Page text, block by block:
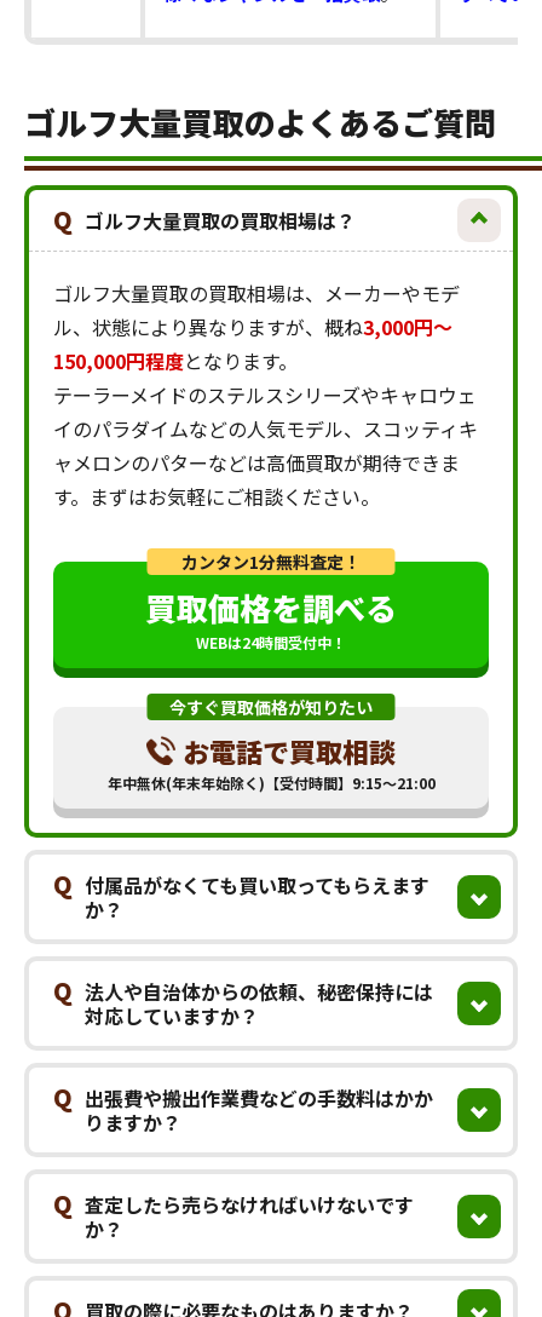
ゴルフ大量買取のよくあるご質問
Q ゴルフ大量買取の買取相場は？
ゴルフ大量買取の買取相場は、メーカーやモデ
ル、状態により異なりますが、概ね3,000円～
150,000円程度となります。
テーラーメイドのステルスシリーズやキャロウェ
イのパラダイムなどの人気モデル、スコッティキ
ャメロンのパターなどは高価買取が期待できま
す。まずはお気軽にご相談ください。
カンタン1分無料査定！
買取価格を調べる
WEBは24時間受付中！
今すぐ買取価格が知りたい
お電話で買取相談
年中無休(年末年始除く)【受付時間】9:15～21:00
Q 付属品がなくても買い取ってもらえます
か？
Q 法人や自治体からの依頼、秘密保持には
対応していますか？
Q 出張費や搬出作業費などの手数料はかか
りますか？
Q 査定したら売らなければいけないです
か？
買取の際に必要なものはありますか？